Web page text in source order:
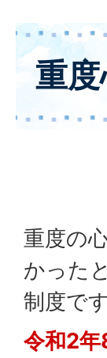
重
重度の
かった
制度です
令和2年